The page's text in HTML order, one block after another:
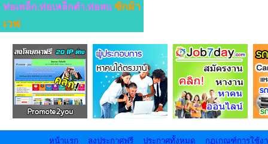
ท่อเหล็ก,ท่อเหล็กดำ,ท่อสแ ซักผ้า
เวฟ
หน้าแรก ลงประกาศฟรี ประกาศทั้งหมด กฏเกณฑ์การใช้ง